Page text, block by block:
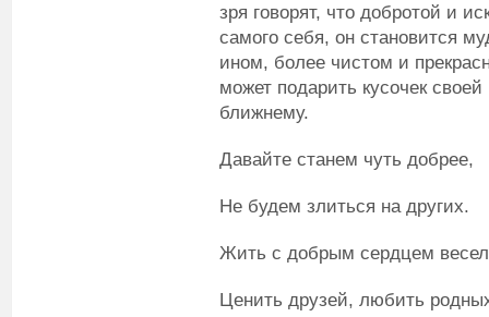
зря говорят, что добротой и
самого себя, он становится
ином, более чистом и
может подарить кусочек
ближнему.
Давайте станем чуть добрее,
Не будем злиться на других.
Жить с добрым сердцем
Ценить друзей, любить